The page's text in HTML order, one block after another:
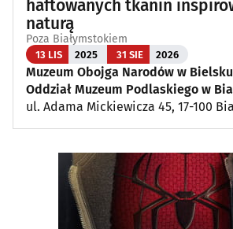
haftowanych tkanin
naturą
Poza Białymstokiem
13 LIS 2025 31 SIE 2026
Muzeum Obojga Narodów w
Oddział Muzeum Podlaskiego w
ul. Adama Mickiewicza 45, 17-100